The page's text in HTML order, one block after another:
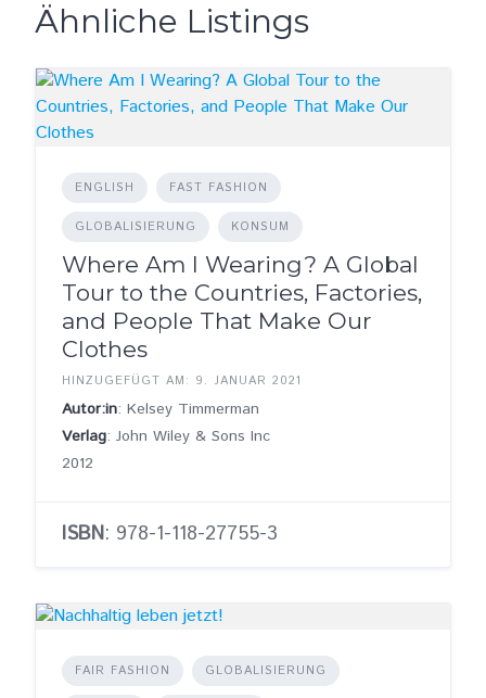
Ähnliche Listings
ENGLISH FAST FASHION
GLOBALISIERUNG KONSUM
Where Am I Wearing? A Global
Tour to the Countries, Factories,
and People That Make Our
Clothes
HINZUGEFÜGT AM: 9. JANUAR 2021
Autor:in: Kelsey Timmerman
Verlag: John Wiley & Sons Inc
2012
ISBN: 978-1-118-27755-3
FAIR FASHION GLOBALISIERUNG